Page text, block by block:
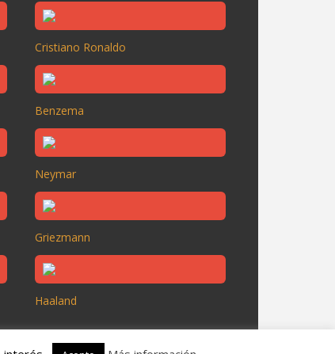
Cristiano Ronaldo
Benzema
Neymar
Griezmann
Haaland